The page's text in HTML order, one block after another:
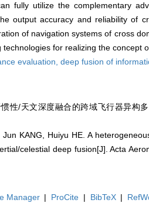
fully utilize the complementary
output accuracy and reliability of
of navigation systems of cross
for realizing the concept
evaluation, deep fusion of
性/天文深度融合的跨域飞行器异构
KANG, Huiyu HE. A
celestial deep fusion[J]. Acta
Manager | ProCite | BibTeX |